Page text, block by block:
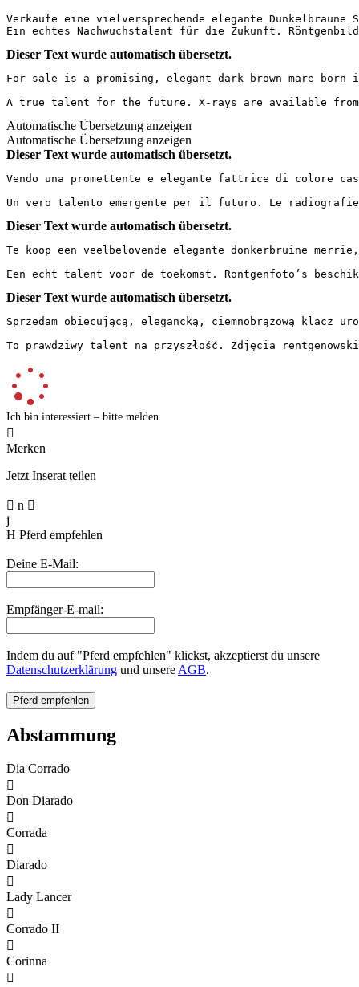
Verkaufe eine vielversprechende elegante
Ein echtes Nachwuchstalent für die Zukunft.
Dieser Text wurde automatisch übersetzt.
For sale is a promising, elegant dark brown mare
A true talent for the future. X-rays are available
Automatische Übersetzung anzeigen
Automatische Übersetzung anzeigen
Dieser Text wurde automatisch übersetzt.
Vendo una promettente e elegante fattrice di colore
Un vero talento emergente per il futuro. Le
Dieser Text wurde automatisch übersetzt.
Te koop een veelbelovende elegante donkerbruine
Een echt talent voor de toekomst. Röntgenfoto’s
Dieser Text wurde automatisch übersetzt.
Sprzedam obiecującą, elegancką, ciemnobrązową klacz
To prawdziwy talent na przyszłość. Zdjęcia
Ich bin interessiert – bitte melden

Merken
Jetzt Inserat teilen
 n 
j
H Pferd empfehlen
Deine E-Mail:
Empfänger-E-mail:
Indem du auf "Pferd empfehlen" klickst, akzeptierst du unsere
Datenschutzerklärung und unsere AGB.
Abstammung
Dia Corrado

Don Diarado

Corrada

Diarado

Lady Lancer

Corrado II

Corinna
